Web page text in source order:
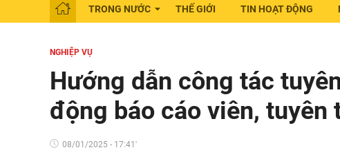
TRONG NƯỚC THẾ GIỚI TIN HOẠT ĐỘNG
NGHIỆP VỤ
Hướng dẫn công tác
động báo cáo viên, tuyên
08/01/2025 - 17:41'